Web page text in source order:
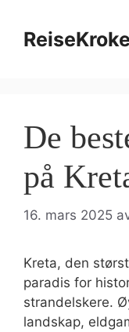
innhold
De
på
16. mars 2025
Kreta, den
paradis for
strandelskere.
landskap,